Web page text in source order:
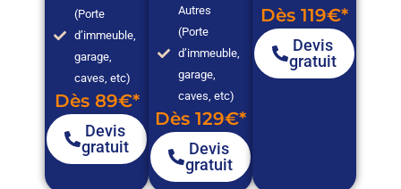
(Porte
d’immeuble,
garage,
caves, etc)
Dès 89€*
Devis
gratuit
Autres
(Porte
d’immeuble,
garage,
caves, etc)
Dès 129€*
Devis
gratuit
Dès 119€*
Devis
gratuit